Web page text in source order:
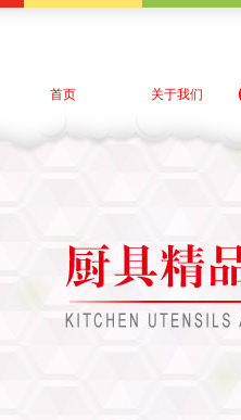
首页 关于我们